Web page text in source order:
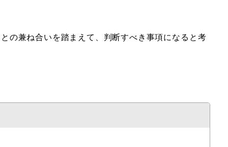
の兼ね合いを踏まえて、判断すべき事項になると考